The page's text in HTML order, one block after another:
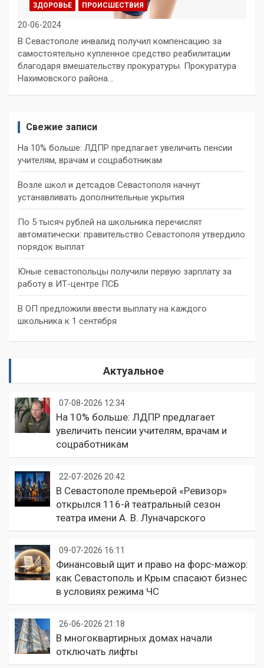
ЗДОРОВЬЕ ПРОИСШЕСТВИЯ
20-06-2024
В Севастополе инвалид получил компенсацию за
самостоятельно купленное средство реабилитации
благодаря вмешательству прокуратуры. Прокуратура
Нахимовского района…
Свежие записи
На 10% больше: ЛДПР предлагает увеличить пенсии
учителям, врачам и соцработникам
Возле школ и детсадов Севастополя начнут
устанавливать дополнительные укрытия
По 5 тысяч рублей на школьника перечислят
автоматически: правительство Севастополя утвердило
порядок выплат
Юные севастопольцы получили первую зарплату за
работу в ИТ-центре ПСБ
В ОП предложили ввести выплату на каждого
школьника к 1 сентября
Актуальное
07-08-2026 12:34
На 10% больше: ЛДПР предлагает
увеличить пенсии учителям, врачам и
соцработникам
22-07-2026 20:42
В Севастополе премьерой «Ревизор»
открылся 116-й театральный сезон
театра имени А. В. Луначарского
09-07-2026 16:11
Финансовый щит и право на форс-мажор:
как Севастополь и Крым спасают бизнес
в условиях режима ЧС
26-06-2026 21:18
В многоквартирных домах начали
отключать лифты